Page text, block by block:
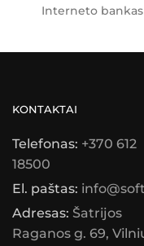
Interneto bankas
KONTAKTAI
Telefonas: +370 612
18500
El. paštas:
Adresas: Šatrijos
Raganos g. 69,